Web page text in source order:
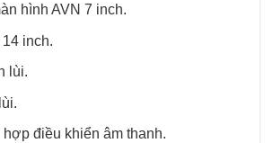
hình AVN 7 inch.
inch.
lùi.
điều khiển âm thanh.